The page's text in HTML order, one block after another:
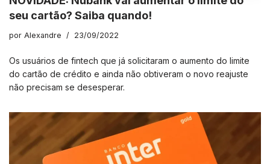
seu cartão? Saiba quando!
por Alexandre 23/09/2022
Os usuários de fintech que já solicitaram o aumento do limite
do cartão de crédito e ainda não obtiveram o novo reajuste
não precisam se desesperar.